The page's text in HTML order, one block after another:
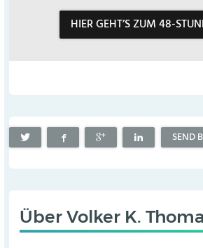
HIER GEHT’S ZUM 48-
SEND
ÜberVolker K.